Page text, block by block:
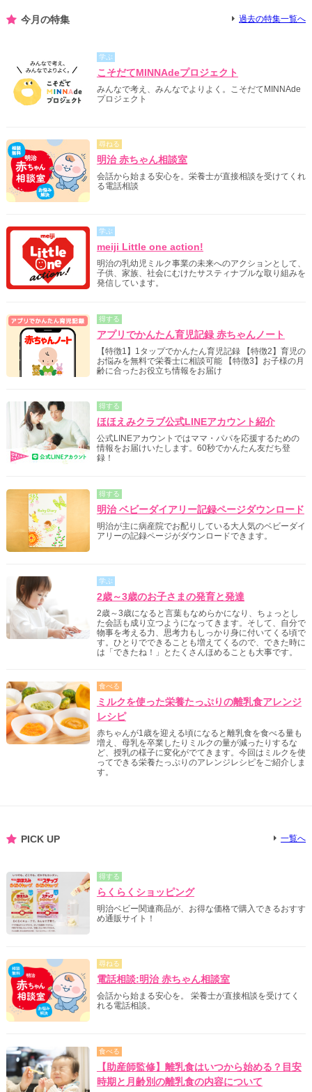
今月の特集 過去の特集一覧へ
学ぶ
こそだてMINNAdeプロジェクト
みんなで考え、みんなでよりよく。こそだてMINNAde
プロジェクト
尋ねる
明治 赤ちゃん相談室
会話から始まる安心を。栄養士が直接相談を受けてくれ
る電話相談
学ぶ
meiji Little one action!
明治の乳幼児ミルク事業の未来へのアクションとして、
子供、家族、社会にむけたサスティナブルな取り組みを
発信しています。
得する
アプリでかんたん育児記録 赤ちゃんノート
【特徴1】1タップでかんたん育児記録 【特徴2】育児の
お悩みを無料で栄養士に相談可能 【特徴3】お子様の月
齢に合ったお役立ち情報をお届け
得する
ほほえみクラブ公式LINEアカウント紹介
公式LINEアカウントではママ・パパを応援するための
情報をお届けいたします。60秒でかんたん友だち登
録！
得する
明治 ベビーダイアリー記録ページダウンロード
明治が主に病産院でお配りしている大人気のベビーダイ
アリーの記録ページがダウンロードできます。
学ぶ
2歳～3歳のお子さまの発育と発達
2歳～3歳になると言葉もなめらかになり、ちょっとし
た会話も成り立つようになってきます。そして、自分で
物事を考える力、思考力もしっかり身に付いてくる頃で
す。ひとりでできることも増えてくるので、できた時に
は「できたね！」とたくさんほめることも大事です。
食べる
ミルクを使った栄養たっぷりの離乳食アレンジ
レシピ
赤ちゃんが1歳を迎える頃になると離乳食を食べる量も
増え、母乳を卒業したりミルクの量が減ったりするな
ど、授乳の様子に変化がでてきます。今回はミルクを使
ってできる栄養たっぷりのアレンジレシピをご紹介しま
す。
PICK UP 一覧へ
得する
らくらくショッピング
明治ベビー関連商品が、お得な価格で購入できるおすす
め通販サイト！
尋ねる
電話相談:明治 赤ちゃん相談室
会話から始まる安心を。 栄養士が直接相談を受けてく
れる電話相談。
食べる
【助産師監修】離乳食はいつから始める？目安
時期と月齢別の離乳食の内容について